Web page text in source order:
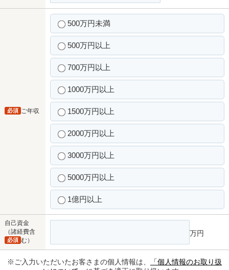
ご年収
必須
500万円未満
500万円以上
700万円以上
1000万円以上
1500万円以上
2000万円以上
3000万円以上
5000万円以上
1億円以上
自己資金
（諸経費含
む）
必須
万円
※ご入力いただいたお客さまの個人情報は、
「個人情報のお取り扱